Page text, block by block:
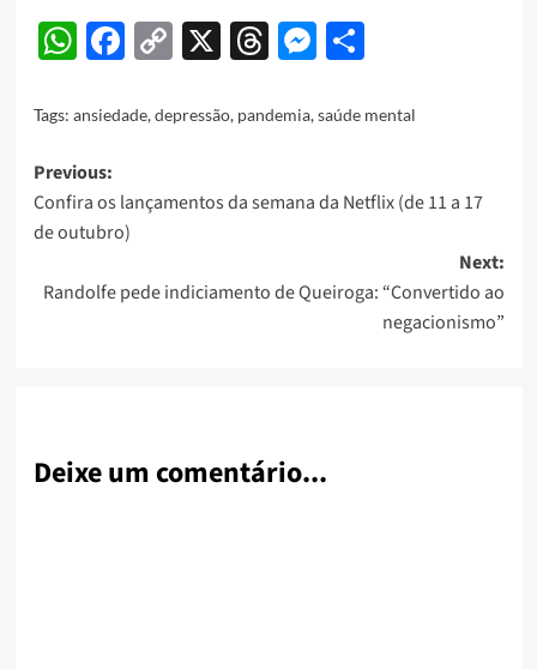
WhatsApp
Facebook
Copy
X Threads
Messenger
Share
Tags: ansiedade,depressão, pandemia,saúde mental
Post
navigation
Previous:
Confira os lançamentos da semana da Netflix (de 11 a 17
de outubro)
Next:
Randolfe pede indiciamento de Queiroga: “Convertido ao
negacionismo”
Deixe um comentário...